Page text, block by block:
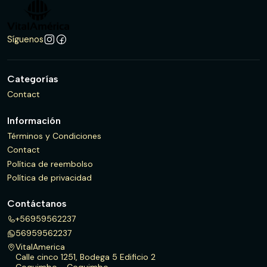
Síguenos
Categorías
Contact
Información
Términos y Condiciones
Contact
Política de reembolso
Política de privacidad
Contáctanos
+56959562237
56959562237
VitalAmerica
Calle cinco 1251, Bodega 5 Edificio 2